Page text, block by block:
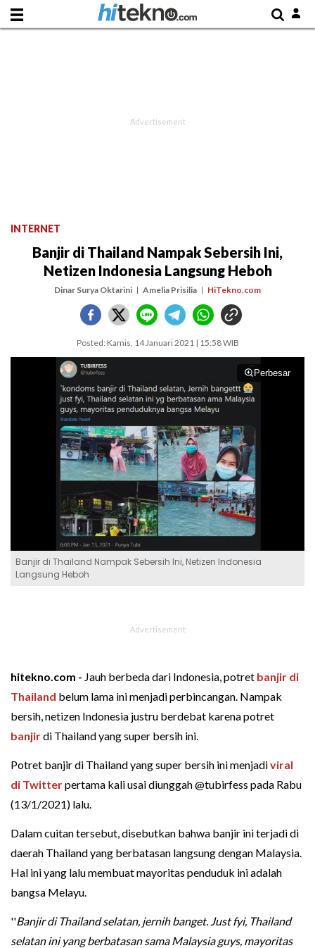
INTERNET
Banjir di Thailand Nampak Sebersih Ini,
Netizen Indonesia Langsung Heboh
Dinar Surya Oktarini Amelia Prisilia HiTekno.com
Posted: Kamis, 14 Januari 2021 | 15:58 WIB
Perbesar
Banjir di Thailand Nampak Sebersih Ini, Netizen Indonesia
Langsung Heboh
hitekno.com - Jauh berbeda dari Indonesia, potret banjir di
Thailand belum lama ini menjadi perbincangan. Nampak
bersih, netizen Indonesia justru berdebat karena potret
banjirdi Thailand yang super bersih ini.
Potret banjir di Thailand yang super bersih ini menjadiviral
di Twitterpertama kali usai diunggah @tubirfess pada Rabu
(13/1/2021) lalu.
Dalam cuitan tersebut, disebutkan bahwa banjir ini terjadi di
daerah Thailand yang berbatasan langsung dengan Malaysia.
Hal ini yang lalu membuat mayoritas penduduk ini adalah
bangsa Melayu.
''Banjir di Thailand selatan, jernih banget. Just fyi, Thailand
selatan ini yang berbatasan sama Malaysia guys, mayoritas